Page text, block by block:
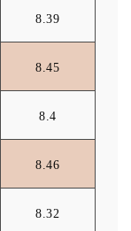
8.39
8.45
8.4
8.46
8.32